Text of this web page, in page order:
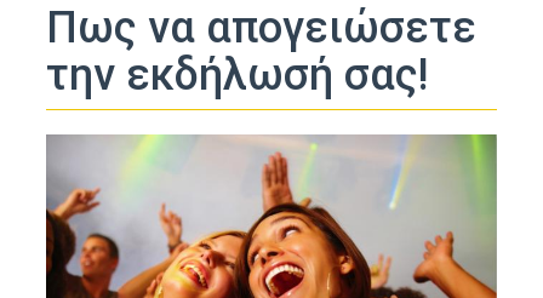
Πως να απογειώσετε
την εκδήλωσή σας!